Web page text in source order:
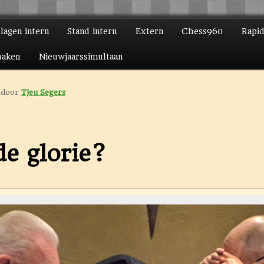
inhoud
inhoud
intern Stand intern Extern Chess960 Rapid
Nieuwjaarssimultaan
glorie?
door Tjeu Segers